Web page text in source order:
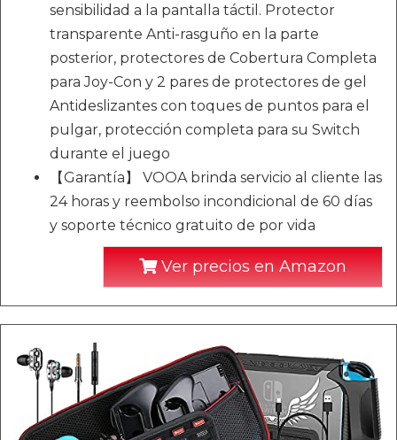
sensibilidad a la pantalla táctil. Protector
transparente Anti-rasguño en la parte
posterior, protectores de Cobertura Completa
para Joy-Con y 2 pares de protectores de gel
Antideslizantes con toques de puntos para el
pulgar, protección completa para su Switch
durante el juego
【Garantía】 VOOA brinda servicio al cliente las
24 horas y reembolso incondicional de 60 días
y soporte técnico gratuito de por vida
Ver precios en Amazon